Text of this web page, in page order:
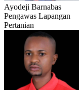
Ayodeji Barnabas
Pengawas Lapangan
Pertanian